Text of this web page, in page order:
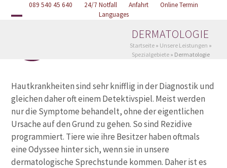
089 540 45 640 24/7 Notfall Anfahrt Online Termin
Languages
menu
menu
DERMATOLOGIE
Startseite» Unsere Leistungen »
Spezialgebiete» Dermatologie
Hautkrankheiten sind sehr knifflig in der Diagnostik und
gleichen daher oft einem Detektivspiel. Meist werden
nur die Symptome behandelt, ohne der eigentlichen
Ursache auf den Grund zu gehen. So sind Rezidive
programmiert. Tiere wie ihre Besitzer haben oftmals
eine Odyssee hinter sich, wenn sie in unsere
dermatologische Sprechstunde kommen. Daher ist es